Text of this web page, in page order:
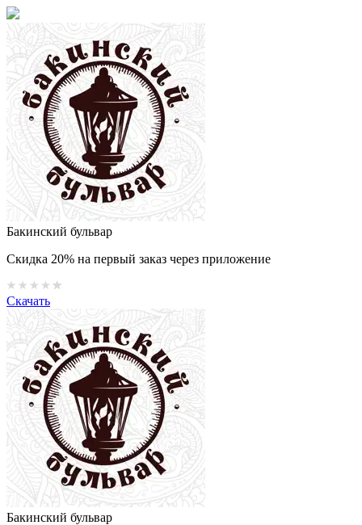
Бакинский бульвар
Скидка 20% на первый заказ через приложение
Скачать
Бакинский бульвар